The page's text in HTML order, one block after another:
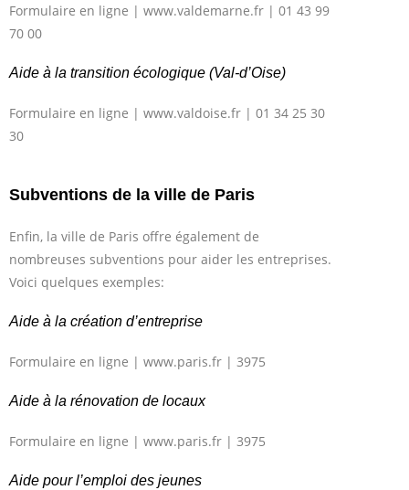
Formulaire en ligne | www.valdemarne.fr | 01 43 99
70 00
Aide à la transition écologique (Val-d’Oise)
Formulaire en ligne | www.valdoise.fr | 01 34 25 30
30
Subventions de la ville de Paris
Enfin, la ville de Paris offre également de
nombreuses subventions pour aider les entreprises.
Voici quelques exemples:
Aide à la création d’entreprise
Formulaire en ligne | www.paris.fr | 3975
Aide à la rénovation de locaux
Formulaire en ligne | www.paris.fr | 3975
Aide pour l’emploi des jeunes